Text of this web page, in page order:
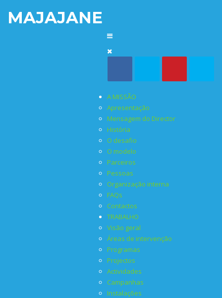
MAJAJANE
A MISSÃO
Apresentação
Mensagem do Director
História
O desafio
O modelo
Parceiros
Pessoas
Organização interna
FAQs
Contactos
TRABALHO
Visão geral
Áreas de intervenção
Programas
Projectos
Actividades
Campanhas
Instalações